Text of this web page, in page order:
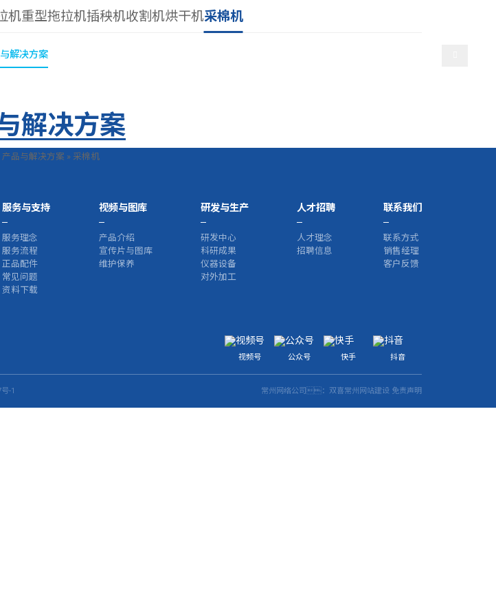
解决方案服务与支持
解决方案
产品与解决方案 » 采棉机
机重型拖拉机插秧机收割机烘干机采棉机
服务与支持
服务理念
服务流程
正品配件
常见问题
资料下载
视频与图库
产品介绍
宣传片与图库
维护保养
研发与生产
研发中心
科研成果
仪器设备
对外加工
人才招聘
人才理念
招聘信息
联系我们
联系方式
销售经理
客户反馈
视频号 公众号 快手 抖音
-1 常州网络公司 ：双喜常州网站建设 免责声明